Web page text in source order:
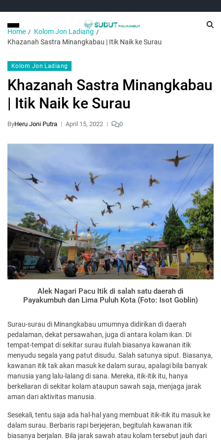
Home
Kolom Jon Ladiang
Khazanah Sastra Minangkabau | Itik Naik ke Surau
Kolom Jon Ladiang
Khazanah Sastra Minangkabau
| Itik Naik ke Surau
ByHeru Joni Putra April 15, 2022 0
Alek Nagari Pacu Itik di salah satu daerah di
Payakumbuh dan Lima Puluh Kota (Foto: Isot Goblin)
Surau-surau di Minangkabau umumnya didirikan di daerah
pedalaman, dekat persawahan, juga di antara kolam ikan. Di
tempat-tempat di sekitar surau itulah biasanya kawanan itik
menyudu segala yang patut disudu. Salah satunya siput. Biasanya,
kawanan itik tak akan masuk ke dalam surau, apalagi bila banyak
manusia yang lalu-lalang di sana. Mereka, itik-itik itu, hanya
berkeliaran di sekitar kolam ataupun sawah saja, menjaga jarak
aman dari aktivitas manusia.
Sesekali, tentu saja ada hal-hal yang membuat itik-itik itu masuk ke
dalam surau. Berbaris rapi berjejeran, begitulah kawanan itik
biasanya berjalan. Bila jarak sawah atau kolam tersebut jauh dari